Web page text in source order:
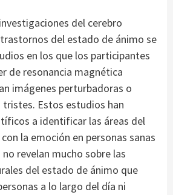
del cerebro
del estado de ánimo se
en los que los participantes
de resonancia magnética
imágenes perturbadoras o
tristes. Estos estudios han
a identificar las áreas del
la emoción en personas sanas
revelan mucho sobre las
del estado de ánimo que
a lo largo del día ni